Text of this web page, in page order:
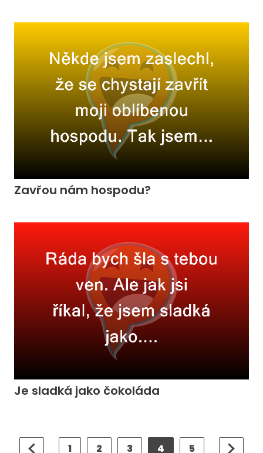
Zavřou nám hospodu?
Je sladká jako čokoláda
1 2 3 4 5